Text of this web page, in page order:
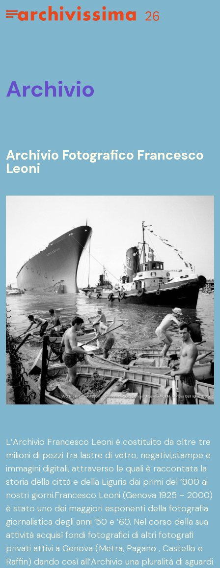
Home page
Apri il menu
archivio
Archivio Fotografico Francesco
Leoni
L’Archivio Francesco Leoni è costituito da oltre tre
milioni di pezzi tra lastre di vetro, negativi,stampe e
immagini digitali, attraverso le quali è raccontata la
storia della città e della Liguria dai primi del ‘900 ai
nostri giorni.Francesco Leoni (Genova 1925 – 2000)
è stato uno dei maggiori esponenti della fotografia
giornalistica degli anni ’50 e ’60. Nel corso della sua
attività acquisì fondi fotografici di altri fotografi
privati attivi a Genova (Metra, Pagano , Castello e
Raffin) dando così all’Archivio una pluralità di sguardi